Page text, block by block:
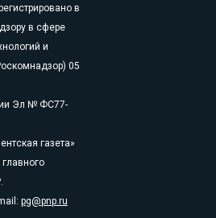
в
в сфере
и
05
Эл № ФС77-
газета»
pg@pnp.ru